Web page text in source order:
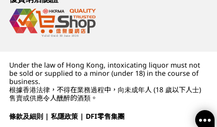
Under the law of Hong Kong, intoxicating liquor must not
be sold or supplied to a minor (under 18) in the course of
business.
根據香港法律，不得在業務過程中，向未成年人 (18 歲以下人士)
售賣或供應令人醺醉的酒類。
條款及細則 |私隱政策 | DFI零售集團